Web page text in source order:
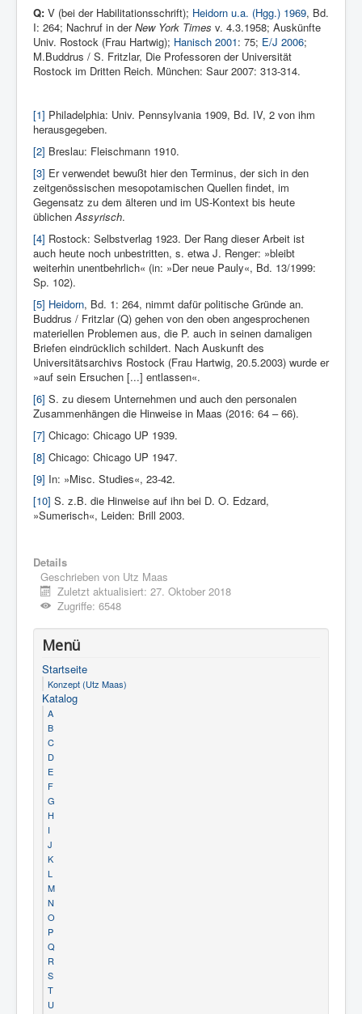
Q: V (bei der Habilitationsschrift); Heidorn u.a. (Hgg.) 1969, Bd.
I: 264; Nachruf in derNew York Times v. 4.3.1958; Auskünfte
Univ. Rostock (Frau Hartwig); Hanisch 2001: 75; E/J 2006;
M.Buddrus / S. Fritzlar, Die Professoren der Universität
Rostock im Dritten Reich. München: Saur 2007: 313-314.
[1] Philadelphia: Univ. Pennsylvania 1909, Bd. IV, 2 von ihm
herausgegeben.
[2] Breslau: Fleischmann 1910.
[3] Er verwendet bewußt hier den Terminus, der sich in den
zeitgenössischen mesopotamischen Quellen findet, im
Gegensatz zu dem älteren und im US-Kontext bis heute
üblichenAssyrisch.
[4] Rostock: Selbstverlag 1923. Der Rang dieser Arbeit ist
auch heute noch unbestritten, s. etwa J. Renger: »bleibt
weiterhin unentbehrlich« (in: »Der neue Pauly«, Bd. 13/1999:
Sp. 102).
[5] Heidorn, Bd. 1: 264, nimmt dafür politische Gründe an.
Buddrus / Fritzlar (Q) gehen von den oben angesprochenen
materiellen Problemen aus, die P. auch in seinen damaligen
Briefen eindrücklich schildert. Nach Auskunft des
Universitätsarchivs Rostock (Frau Hartwig, 20.5.2003) wurde er
»auf sein Ersuchen [...] entlassen«.
[6] S. zu diesem Unternehmen und auch den personalen
Zusammenhängen die Hinweise in Maas (2016: 64 – 66).
[7] Chicago: Chicago UP 1939.
[8] Chicago: Chicago UP 1947.
[9] In: »Misc. Studies«, 23-42.
[10] S. z.B. die Hinweise auf ihn bei D. O. Edzard,
»Sumerisch«, Leiden: Brill 2003.
Details
Geschrieben von Utz Maas
Zuletzt aktualisiert: 27. Oktober 2018
Zugriffe: 6548
Menü
Startseite
Konzept (Utz Maas)
Katalog
A
B
C
D
E
F
G
H
I
J
K
L
M
N
O
P
Q
R
S
T
U